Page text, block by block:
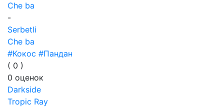
Che ba
-
Serbetli
Che ba
#Кокос #Пандан
( 0 )
0 оценок
Darkside
Tropic Ray